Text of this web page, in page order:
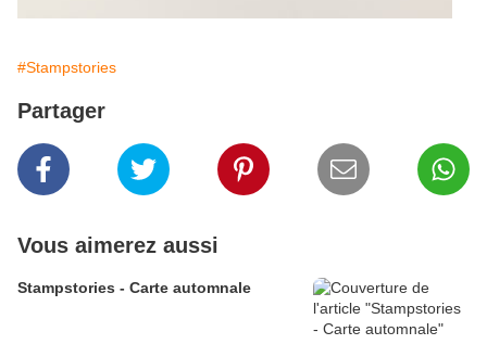
#Stampstories
Partager
Vous aimerez aussi
Stampstories - Carte automnale